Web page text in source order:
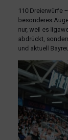
110 Dreierwürfe
besonderes
nur, weil es
abdrückt,
und aktuell